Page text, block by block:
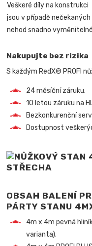
Veškeré díly na konstrukci
jsou v případě nečekaných
nehod snadno
Nakupujte bez rizika
S každým RedX® PROFI
24 měsíční záruku.
10 letou záruku na
Bezkonkurenční
Dostupnost
OBSAH BALENÍ
PÁRTY STANU
4m x 4m pevná
varianta).